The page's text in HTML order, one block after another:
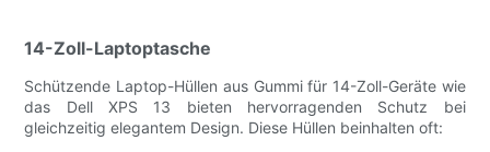
14-Zoll-Laptoptasche
Schützende Laptop-Hüllen aus Gummi für 14-Zoll-Geräte wie
das Dell XPS 13 bieten hervorragenden Schutz bei
gleichzeitig elegantem Design. Diese Hüllen beinhalten oft: